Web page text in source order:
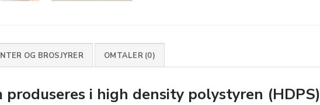
OG BROSJYRER OMTALER (0)
i high density polystyren (HDPS)